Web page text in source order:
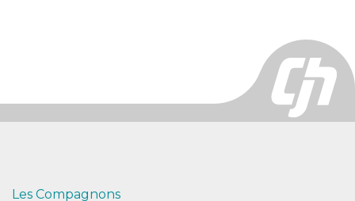
Les Compagnons